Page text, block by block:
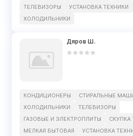
ТЕЛЕВИЗОРЫ
УСТАНОВКА ТЕХНИКИ
ХОЛОДИЛЬНИКИ
Дяров Ш.
КОНДИЦИОНЕРЫ
СТИРАЛЬНЫЕ
ХОЛОДИЛЬНИКИ
ТЕЛЕВИЗОРЫ
ГАЗОВЫЕ И ЭЛЕКТРОПЛИТЫ
СКУПКА
МЕЛКАЯ БЫТОВАЯ
УСТАНОВКА